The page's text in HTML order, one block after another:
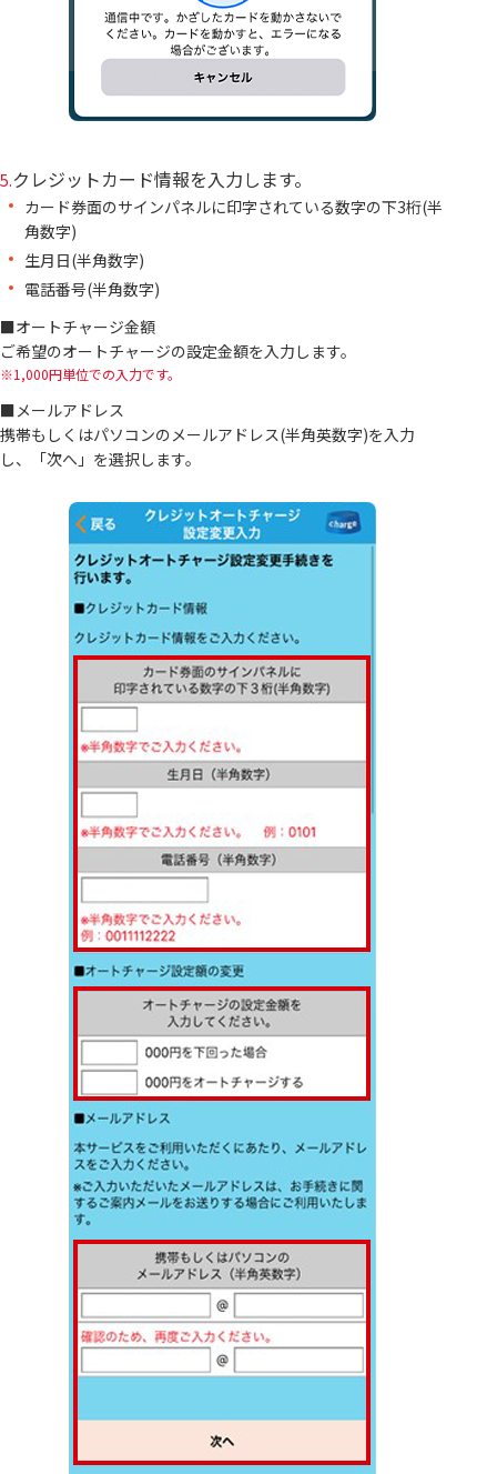
5.クレジットカード情報を入力します。
カード券面のサインパネルに印字されている数字の下3桁(半
角数字)
生月日(半角数字)
電話番号(半角数字)
■オートチャージ金額
ご希望のオートチャージの設定金額を入力します。
1,000円単位での入力です。
■メールアドレス
携帯もしくはパソコンのメールアドレス(半角英数字)を入力
し、「次へ」を選択します。